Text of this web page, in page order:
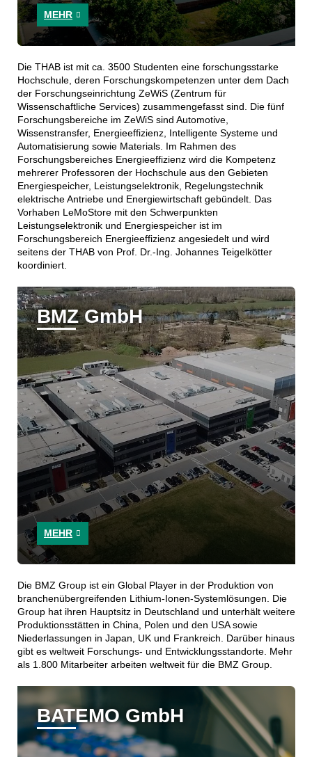
MEHR
Die THAB ist mit ca. 3500 Studenten eine forschungsstarke
Hochschule, deren Forschungskompetenzen unter dem Dach
der Forschungseinrichtung ZeWiS (Zentrum für
Wissenschaftliche Services) zusammengefasst sind. Die fünf
Forschungsbereiche im ZeWiS sind Automotive,
Wissenstransfer, Energieeffizienz, Intelligente Systeme und
Automatisierung sowie Materials. Im Rahmen des
Forschungsbereiches Energieeffizienz wird die Kompetenz
mehrerer Professoren der Hochschule aus den Gebieten
Energiespeicher, Leistungselektronik, Regelungstechnik
elektrische Antriebe und Energiewirtschaft gebündelt. Das
Vorhaben LeMoStore mit den Schwerpunkten
Leistungselektronik und Energiespeicher ist im
Forschungsbereich Energieeffizienz angesiedelt und wird
seitens der THAB von Prof. Dr.-Ing. Johannes Teigelkötter
koordiniert.
BMZ GmbH
MEHR
Die BMZ Group ist ein Global Player in der Produktion von
branchenübergreifenden Lithium-Ionen-Systemlösungen. Die
Group hat ihren Hauptsitz in Deutschland und unterhält weitere
Produktionsstätten in China, Polen und den USA sowie
Niederlassungen in Japan, UK und Frankreich. Darüber hinaus
gibt es weltweit Forschungs- und Entwicklungsstandorte. Mehr
als 1.800 Mitarbeiter arbeiten weltweit für die BMZ Group.
BATEMO GmbH